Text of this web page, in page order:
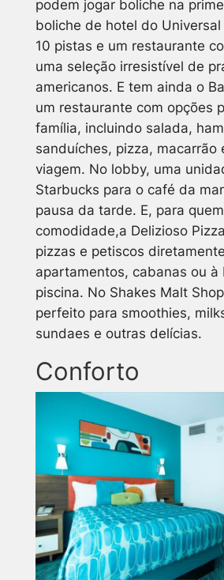
podem jogar boliche na
boliche de hotel do
10 pistas e um restaurante
uma seleção irresistível de
americanos. E tem ainda o
um restaurante com opções
família, incluindo salada,
sanduíches, pizza, macarrão
viagem. No lobby, uma
Starbucks para o café da
pausa da tarde. E, para
comodidade,a Delizioso
pizzas e petiscos
apartamentos, cabanas ou à
piscina. No Shakes Malt
perfeito para smoothies,
sundaes e outras delícias.
Conforto